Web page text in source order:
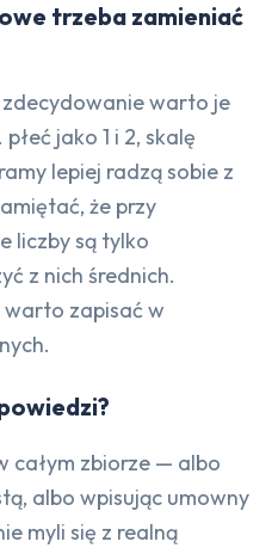
trzeba zamieniać
warto je
jako 1 i 2, skalę
lepiej radzą sobie z
że przy
liczby są tylko
z nich średnich.
zapisać w
całym zbiorze — albo
albo wpisując umowny
myli się z realną